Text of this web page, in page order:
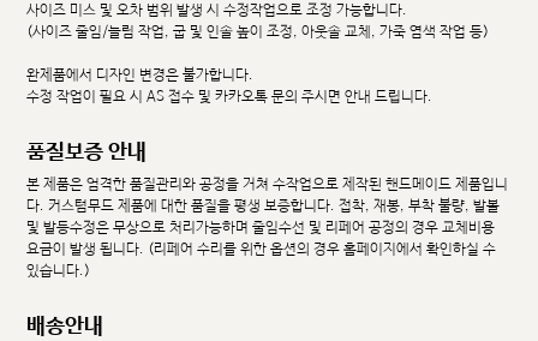
사이즈 미스 및 오차 범위 발생 시 수정작업으로 조정 가능합니다.
(사이즈 줄임/늘림 작업, 굽 및 인솔 높이 조정, 아웃솔 교체, 가죽 염색 작업 등)
완제품에서 디자인 변경은 불가합니다.
수정 작업이 필요 시 AS 접수 및 카카오톡 문의 주시면 안내 드립니다.
품질보증 안내
본 제품은 엄격한 품질관리와 공정을 거쳐 수작업으로 제작된 핸드메이드 제품입니
다. 커스텀무드 제품에 대한 품질을 평생 보증합니다. 접착, 재봉, 부착 불량, 발볼
및 발등수정은 무상으로 처리가능하며 줄임수선 및 리페어 공정의 경우 교체비용
요금이 발생 됩니다. (리페어 수리를 위한 옵션의 경우 홈페이지에서 확인하실 수
있습니다.)
배송안내